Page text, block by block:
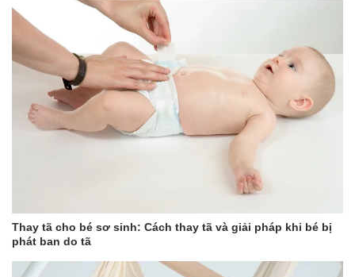
Thay tã cho bé sơ sinh: Cách thay tã và giải pháp khi bé bị
phát ban do tã